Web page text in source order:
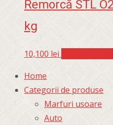
Remorcă STL
kg
10,100 lei
Home
Categorii de produse
Marfuri usoare
Auto